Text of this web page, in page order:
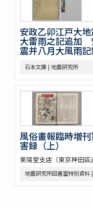
安政乙卯江戸大
大雷雨之記追加
震并八月大風雨
石本文庫 | 地震研究所
風俗畫報臨時増
害録（上）
東陽堂支店（東京神田區
地震研究所図書室特別資料